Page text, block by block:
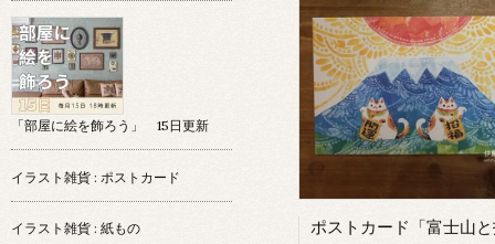
「部屋に絵を飾ろう」 15日更新
イラスト雑貨 : ポストカード
イラスト雑貨 : 紙もの